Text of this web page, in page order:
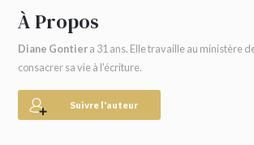
Suivre l'auteur
À Propos
Diane Gontiera 31 ans. Elle travaille au ministère
consacrer sa vie à l'écriture.